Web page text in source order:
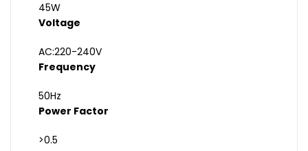
45W
Voltage
AC:220-240V
Frequency
50Hz
Power Factor
>0.5